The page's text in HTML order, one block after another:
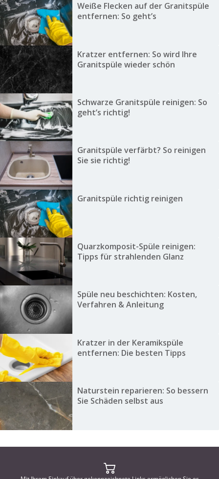
Weiße Flecken auf der Granitspüle
entfernen: So geht’s
Kratzer entfernen: So wird Ihre
Granitspüle wieder schön
Schwarze Granitspüle reinigen: So
geht’s richtig!
Granitspüle verfärbt? So reinigen
Sie sie richtig!
Granitspüle richtig reinigen
Quarzkomposit-Spüle reinigen:
Tipps für strahlenden Glanz
Spüle neu beschichten: Kosten,
Verfahren & Anleitung
Kratzer in der Keramikspüle
entfernen: Die besten Tipps
Naturstein reparieren: So bessern
Sie Schäden selbst aus